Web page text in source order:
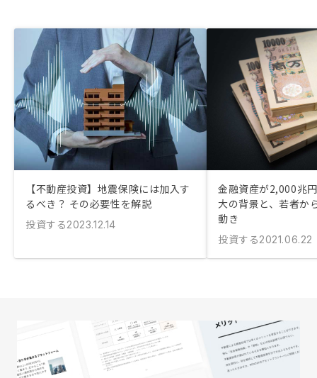
【不動産投資】地震保険には加入す
るべき？ その必要性を解説
投資する2023.12.14
金融資産が2,000兆
大の背景と、若者か
動き
投資する2021.06.22